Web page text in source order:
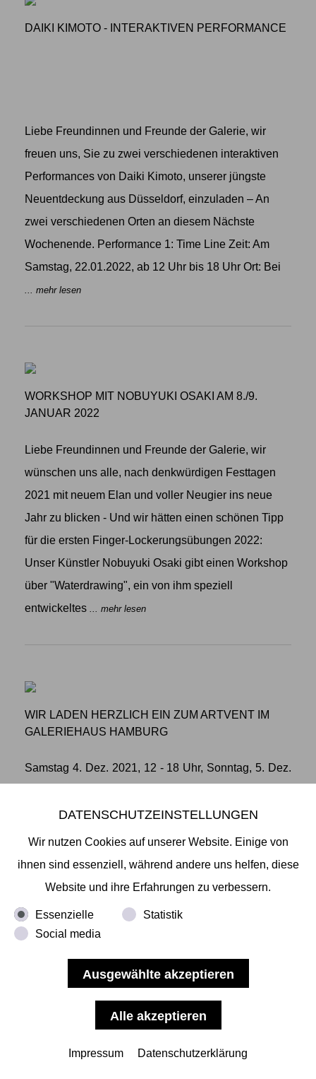
DAIKI KIMOTO - INTERAKTIVEN PERFORMANCE
Liebe Freundinnen und Freunde der Galerie, wir
freuen uns, Sie zu zwei verschiedenen interaktiven
Performances von Daiki Kimoto, unserer jüngste
Neuentdeckung aus Düsseldorf, einzuladen – An
zwei verschiedenen Orten an diesem Nächste
Wochenende. Performance 1: Time Line Zeit: Am
Samstag, 22.01.2022, ab 12 Uhr bis 18 Uhr Ort: Bei
... mehr lesen
WORKSHOP MIT NOBUYUKI OSAKI AM 8./9.
JANUAR 2022
Liebe Freundinnen und Freunde der Galerie, wir
wünschen uns alle, nach denkwürdigen Festtagen
2021 mit neuem Elan und voller Neugier ins neue
Jahr zu blicken - Und wir hätten einen schönen Tipp
für die ersten Finger-Lockerungsübungen 2022:
Unser Künstler Nobuyuki Osaki gibt einen Workshop
über "Waterdrawing", ein von ihm speziell
entwickeltes
... mehr lesen
WIR LADEN HERZLICH EIN ZUM ARTVENT IM
GALERIEHAUS HAMBURG
Samstag 4. Dez. 2021, 12 - 18 Uhr, Sonntag, 5. Dez.
Mitsunori Kitsunai, Ken Matsubara, Akihiro Higuchi,
Toshifumi Hirose, Nobuyuki Osaki, Junya
Fujita,Taiyoh Mori
GALERIE CAROLYN HEINZ, GALERIE
PREUßNERS, MIKIKO SATO GALLERY
Die Veranstaltung findet unter 2G-Bedingungen
DATENSCHUTZEINSTELLUNGEN
Wir nutzen Cookies auf unserer Website. Einige von
ihnen sind essenziell, während andere uns helfen, diese
Website und ihre Erfahrungen zu verbessern.
Essenzielle
Statistik
Social media
Impressum Datenschutzerklärung